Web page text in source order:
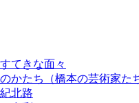
てきな面々
かたち（橋本の芸術家た
北路